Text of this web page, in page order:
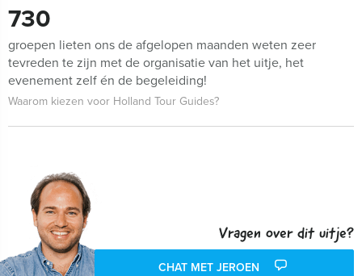
730
groepen lieten ons de afgelopen maanden weten zeer
tevreden te zijn met de organisatie van het uitje, het
evenement zelf én de begeleiding!
Waarom kiezen voor Holland Tour Guides?
Vragen over dit uitje?
CHAT MET JEROEN